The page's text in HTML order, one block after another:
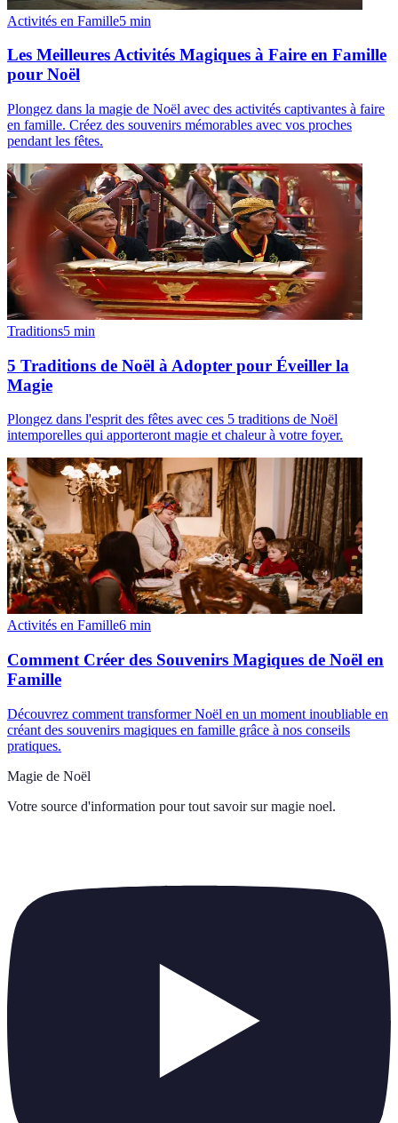
Activités en Famille5 min
Les Meilleures Activités Magiques à Faire en Famille
pour Noël
Plongez dans la magie de Noël avec des activités captivantes à faire
en famille. Créez des souvenirs mémorables avec vos proches
pendant les fêtes.
Traditions5 min
5 Traditions de Noël à Adopter pour Éveiller la
Magie
Plongez dans l'esprit des fêtes avec ces 5 traditions de Noël
intemporelles qui apporteront magie et chaleur à votre foyer.
Activités en Famille6 min
Comment Créer des Souvenirs Magiques de Noël en
Famille
Découvrez comment transformer Noël en un moment inoubliable en
créant des souvenirs magiques en famille grâce à nos conseils
pratiques.
Magie de Noël
Votre source d'information pour tout savoir sur magie noel.